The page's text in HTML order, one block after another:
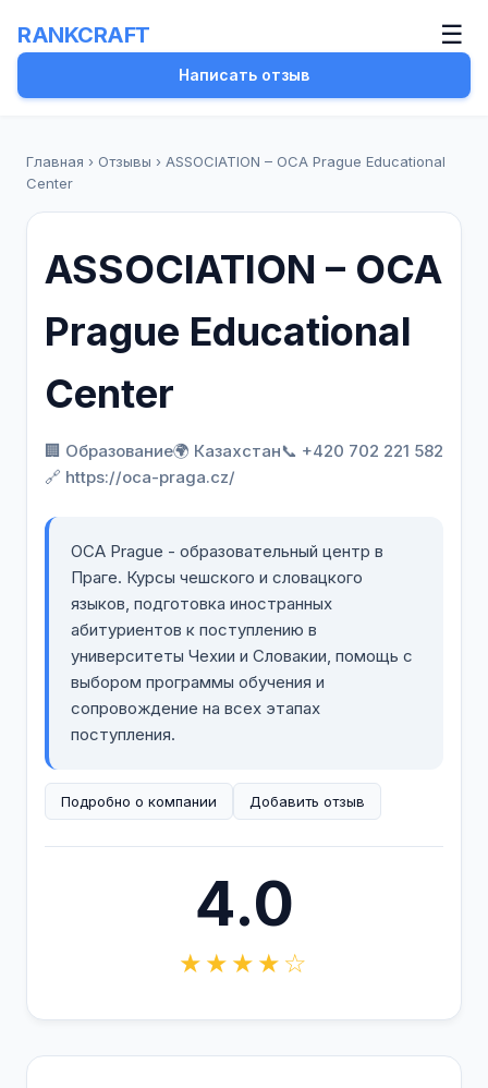
RANKCRAFT ☰
Написать отзыв
Главная › Отзывы › ASSOCIATION – OCA Prague Educational
Center
ASSOCIATION – OCA
Prague Educational
Center
🏢 Образование🌍 Казахстан📞 +420 702 221 582
🔗 https://oca-praga.cz/
OCA Prague - образовательный центр в
Праге. Курсы чешского и словацкого
языков, подготовка иностранных
абитуриентов к поступлению в
университеты Чехии и Словакии, помощь с
выбором программы обучения и
сопровождение на всех этапах
поступления.
Подробно о компании Добавить отзыв
4.0
★★★★☆